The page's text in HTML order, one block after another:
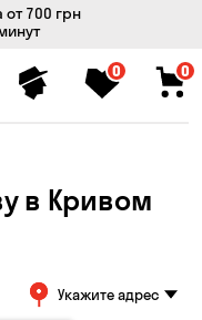
от 700 грн
0 0
в Кривом
Укажите адрес